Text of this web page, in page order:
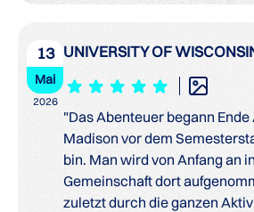
13
Mai
2026
UNIVERSITY OF
"Das Abenteuer begann
Madison vor dem
bin. Man wird von Anfang an
Gemeinschaft dort
zuletzt durch die ganzen